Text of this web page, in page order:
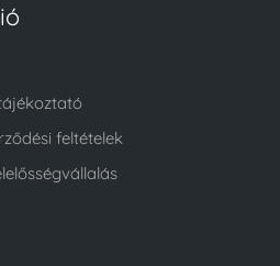
feltételek